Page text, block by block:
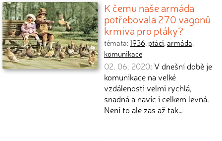
K čemu naše armáda
potřebovala 270 vagonů
krmiva pro ptáky?
témata:1936, ptáci,armáda,
komunikace
02. 06. 2020: V dnešní době je
komunikace na velké
vzdálenosti velmi rychlá,
snadná a navíc i celkem levná.
Není to ale zas až tak…